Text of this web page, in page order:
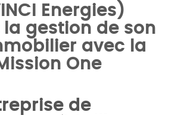
Energies)
gestion de son
avec la
One
de